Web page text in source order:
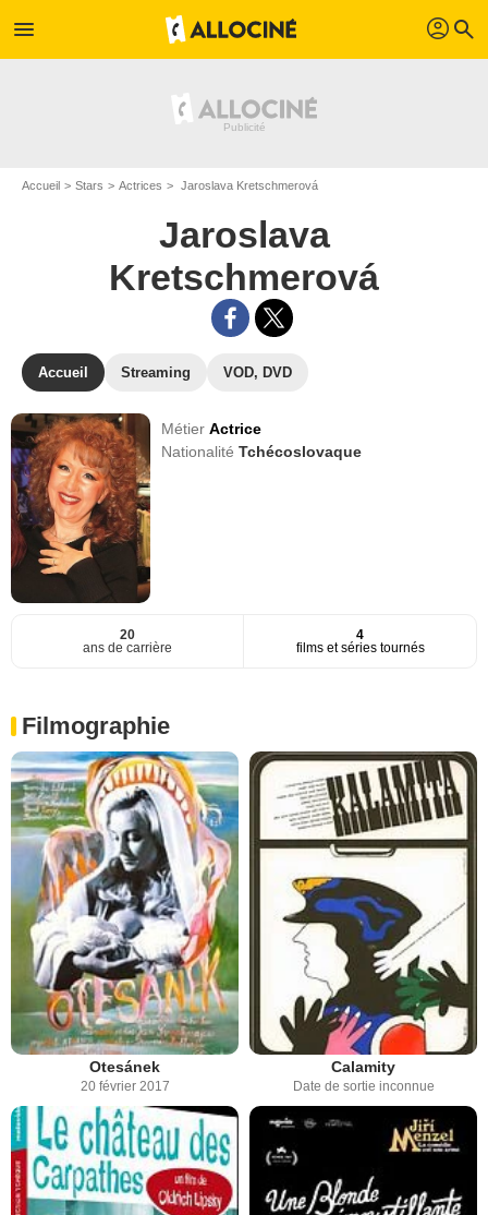
menu profil search
Accueil Stars Actrices Jaroslava Kretschmerová
Jaroslava
Kretschmerová
Accueil Streaming VOD, DVD
MétierActrice
NationalitéTchécoslovaque
20
ans de carrière
4
films et séries tournés
Filmographie
Otesánek
20 février 2017
Calamity
Date de sortie inconnue